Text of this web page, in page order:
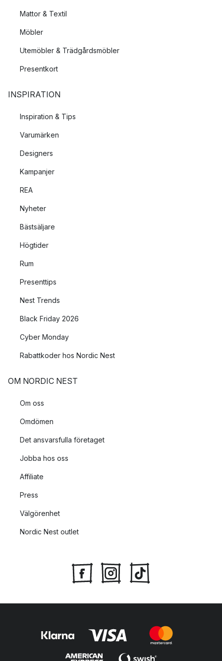
Mattor & Textil
Möbler
Utemöbler & Trädgårdsmöbler
Presentkort
INSPIRATION
Inspiration & Tips
Varumärken
Designers
Kampanjer
REA
Nyheter
Bästsäljare
Högtider
Rum
Presenttips
Nest Trends
Black Friday 2026
Cyber Monday
Rabattkoder hos Nordic Nest
OM NORDIC NEST
Om oss
Omdömen
Det ansvarsfulla företaget
Jobba hos oss
Affiliate
Press
Välgörenhet
Nordic Nest outlet